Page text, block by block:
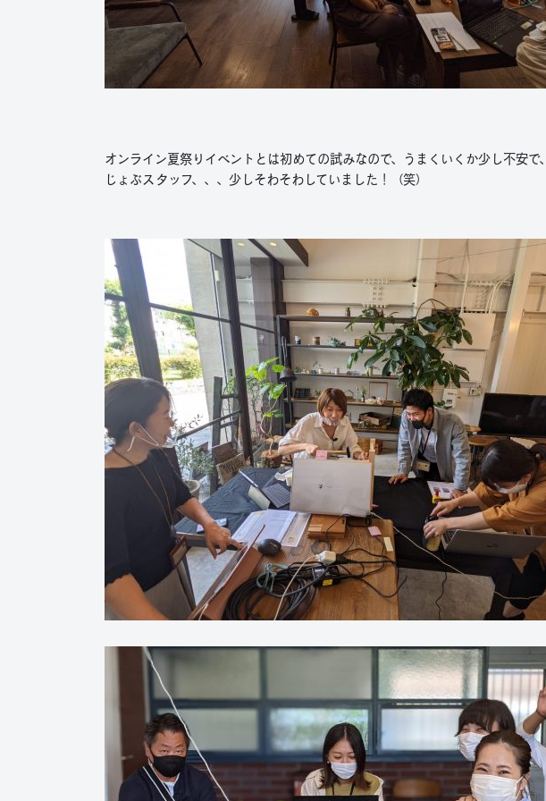
オンライン夏祭りイベントとは初めての試みなので、うまくいくか少し不安で、
じょぶスタッフ、、、少しそわそわしていました！（笑）